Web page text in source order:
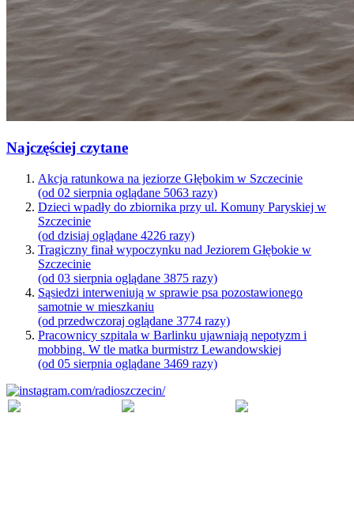
Najczęściej czytane
Akcja ratunkowa na jeziorze Głębokim w Szczecinie
(od 02 sierpnia oglądane 5063 razy)
Dzieci wpadły do zbiornika przy ul. Komuny Paryskiej w
Szczecinie
(od dzisiaj oglądane 4226 razy)
Tragiczny finał wypoczynku nad Jeziorem Głębokie w
Szczecinie
(od 03 sierpnia oglądane 3875 razy)
Sąsiedzi interweniują w sprawie psa pozostawionego
samotnie w mieszkaniu
(od przedwczoraj oglądane 3774 razy)
Pracownicy szpitala w Barlinku ujawniają nepotyzm i
mobbing. W tle matka burmistrz Lewandowskiej
(od 05 sierpnia oglądane 3469 razy)